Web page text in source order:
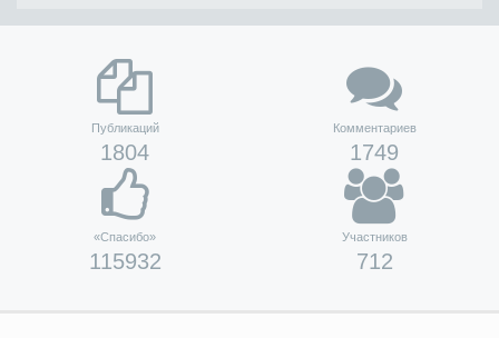
Публикаций
1804
Комментариев
1749
«Спасибо»
115932
Участников
712